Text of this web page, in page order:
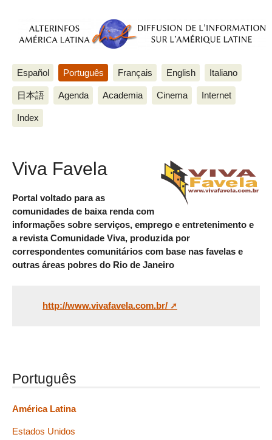
Español Português Français English Italiano
日本語 Agenda Academia Cinema Internet
Index
Viva Favela
Portal voltado para as
comunidades de baixa renda com
informações sobre serviços, emprego e entretenimento e
a revista Comunidade Viva, produzida por
correspondentes comunitários com base nas favelas e
outras áreas pobres do Rio de Janeiro
http://www.vivafavela.com.br/
Português
América Latina
Estados Unidos